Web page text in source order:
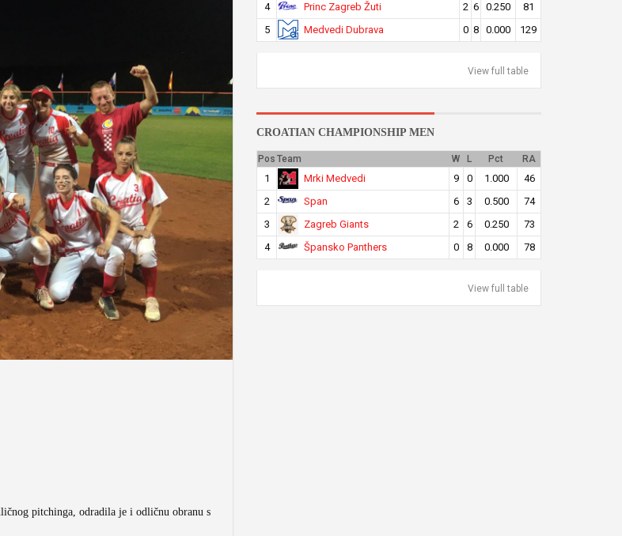
pitchinga, odradila je i odličnu obranu s
4
Princ Zagreb Žuti 2 6 0.250
81
5
Medvedi Dubrava 0 8 0.000 129
View full table
CROATIAN CHAMPIONSHIP MEN
Pos Team W L Pct RA
1 Mrki Medvedi 9 0 1.000
46
2
Span 6 3 0.500
74
3
Zagreb Giants 2 6 0.250
73
4
Špansko Panthers 0 8 0.000 78
View full table